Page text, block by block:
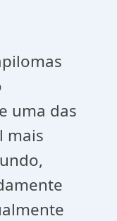
uma das
mais